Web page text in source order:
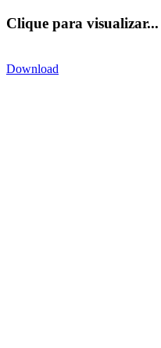
Clique para visualizar...
Download